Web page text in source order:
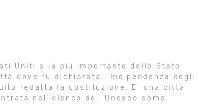
Uniti e la più importante dello Stato
dove fu dichiarata l'Indipendenza degli
redatta la costituzione. E' una città
nell’elenco dell’Unesco come